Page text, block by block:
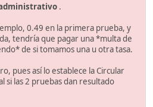
.
0.49 en la primera prueba, y
tendría que pagar una *multa de
de si tomamos una u otra tasa.
pues así lo establece la Circular
si las 2 pruebas dan resultado